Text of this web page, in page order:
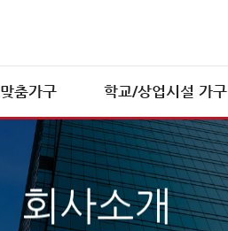
맞춤가구 학교/상업시설 가구
학교가구
상업시설 가구
회사소개